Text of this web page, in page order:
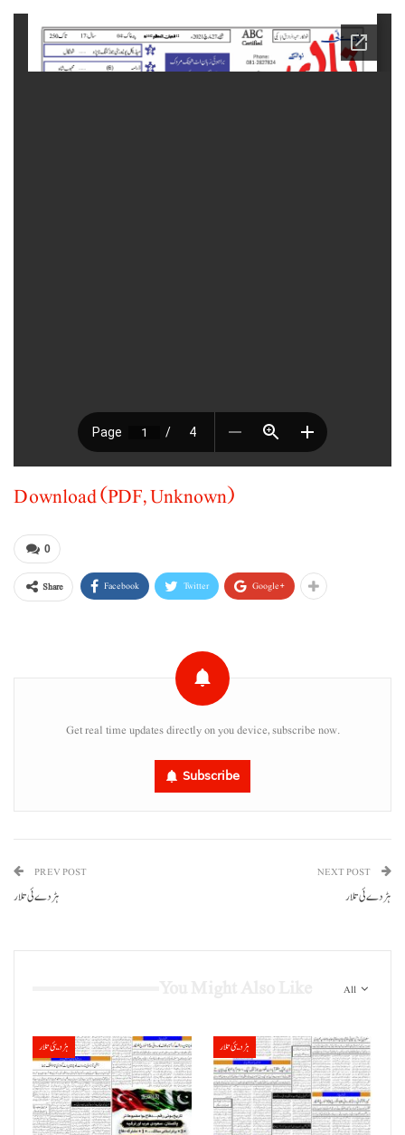
Download (PDF, Unknown)
0
Share Facebook Twitter Google+
Get real time updates directly on you device, subscribe now.
Subscribe
PREV POST
ہڑدے ئی تلار
NEXT POST
ہڑدے ئی تلار
All
ہڑدیئی تلار ہڑدیئی تلار